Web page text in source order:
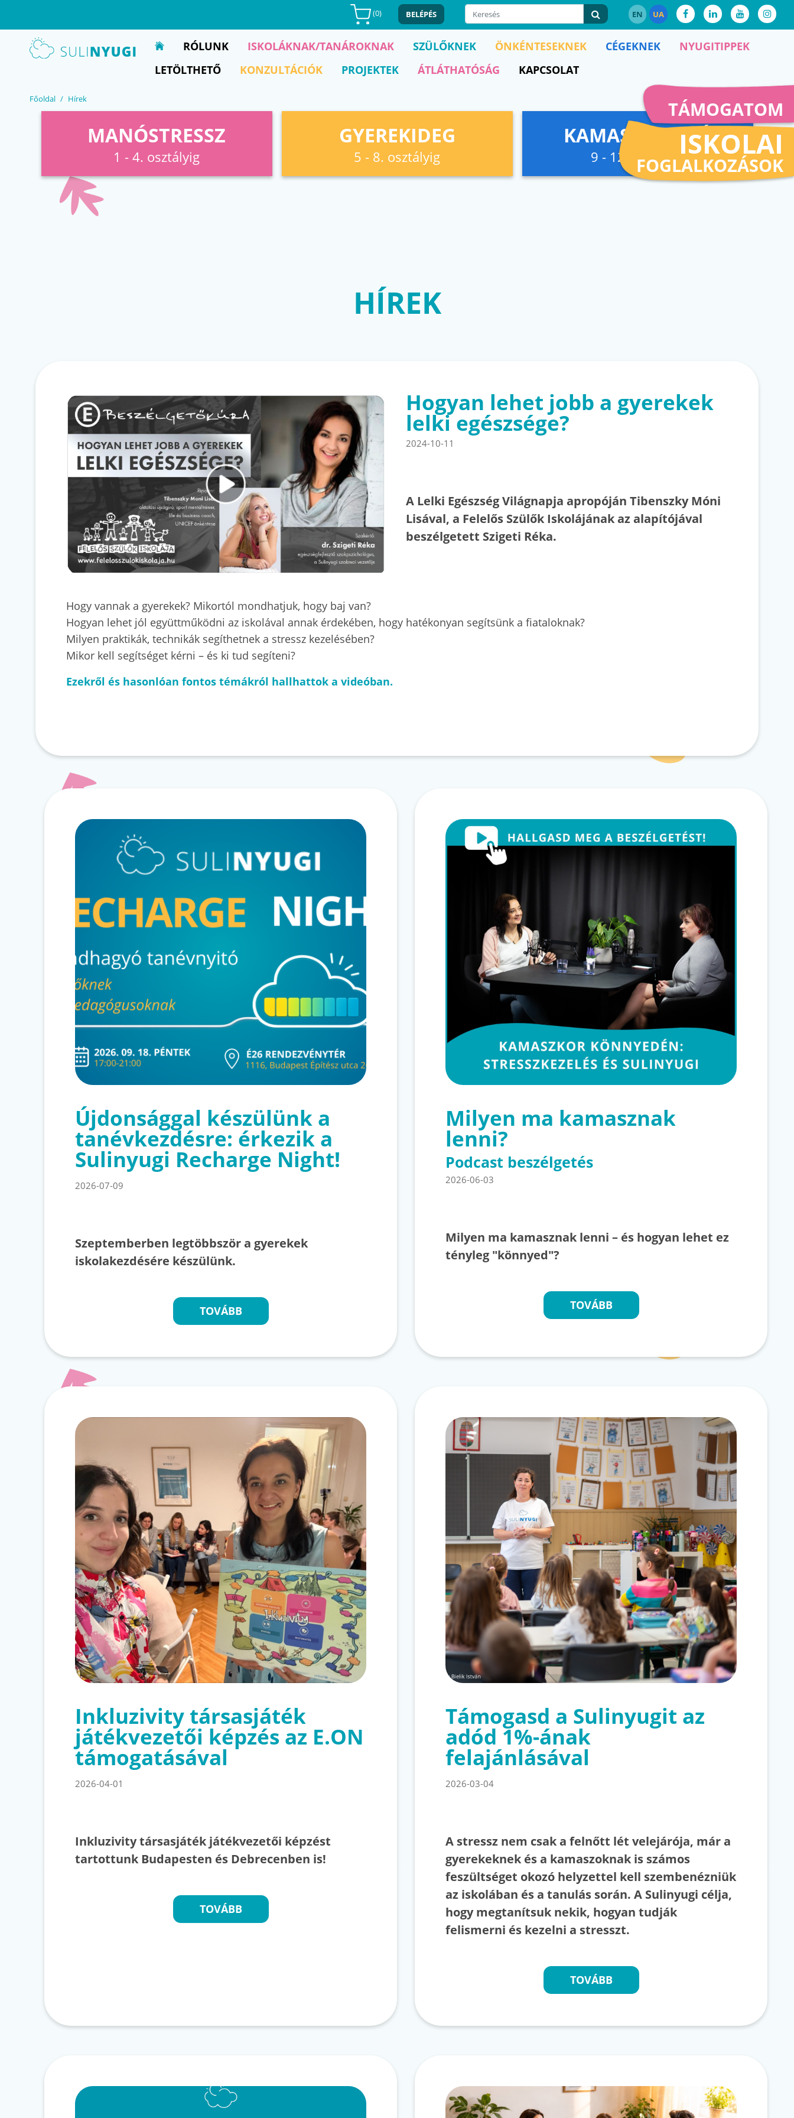
(0) BELÉPÉS EN UA
TÁMOGATOM
ISKOLAI
FOGLALKOZÁSOK
RÓLUNK ISKOLÁKNAK/TANÁROKNAK SZÜLŐKNEK ÖNKÉNTESEKNEK CÉGEKNEK
NYUGITIPPEK
LETÖLTHETŐ
KONZULTÁCIÓK PROJEKTEK ÁTLÁTHATÓSÁG KAPCSOLAT
Főoldal Hírek
MANÓSTRESSZ
1 - 4. osztályig
GYEREKIDEG
5 - 8. osztályig
KAMASZFESZKÓ
9 - 12. osztályig
HÍREK
Hogyan lehet jobb a gyerekek
lelki egészsége?
2024-10-11
A Lelki Egészség Világnapja apropóján Tibenszky Móni
Lisával, a Felelős Szülők Iskolájának az alapítójával
beszélgetett Szigeti Réka.
Hogy vannak a gyerekek? Mikortól mondhatjuk, hogy baj van?
Hogyan lehet jól együttműködni az iskolával annak érdekében, hogy hatékonyan segítsünk a fiataloknak?
Milyen praktikák, technikák segíthetnek a stressz kezelésében?
Mikor kell segítséget kérni – és ki tud segíteni?
Ezekről és hasonlóan fontos témákról hallhattok a videóban.
Újdonsággal készülünk a
tanévkezdésre: érkezik a
Sulinyugi Recharge Night!
2026-07-09
Szeptemberben legtöbbször a gyerekek
iskolakezdésére készülünk.
TOVÁBB
Milyen ma kamasznak
lenni?
Podcast beszélgetés
2026-06-03
Milyen ma kamasznak lenni – és hogyan lehet ez
tényleg "könnyed"?
TOVÁBB
Inkluzivity társasjáték
játékvezetői képzés az E.ON
támogatásával
2026-04-01
Inkluzivity társasjáték játékvezetői képzést
tartottunk Budapesten és Debrecenben is!
TOVÁBB
Támogasd a Sulinyugit az
adód 1%-ának
felajánlásával
2026-03-04
A stressz nem csak a felnőtt lét velejárója, már a
gyerekeknek és a kamaszoknak is számos
feszültséget okozó helyzettel kell szembenézniük
az iskolában és a tanulás során. A Sulinyugi célja,
hogy megtanítsuk nekik, hogyan tudják
felismerni és kezelni a stresszt.
TOVÁBB